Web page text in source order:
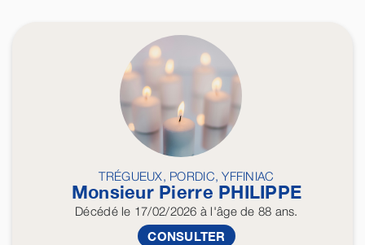
TRÉGUEUX, PORDIC, YFFINIAC
Monsieur Pierre PHILIPPE
Décédéle 17/02/2026 à l'âge de 88 ans.
CONSULTER